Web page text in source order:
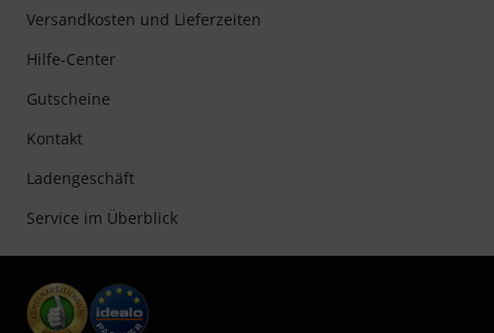
Versandkosten und Lieferzeiten
Hilfe-Center
Gutscheine
Kontakt
Ladengeschäft
Service im Überblick